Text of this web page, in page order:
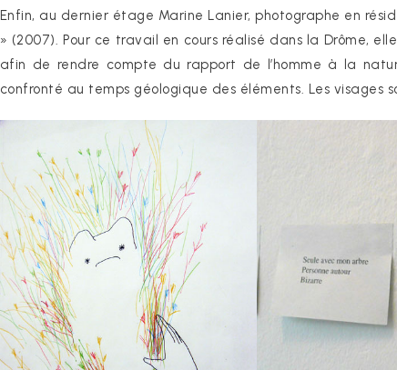
Enfin, au dernier étage Marine Lanier, photographe en
» (2007). Pour ce travail en cours réalisé dans la Drôme,
afin de rendre compte du rapport de l’homme à la
confronté au temps géologique des éléments. Les visages